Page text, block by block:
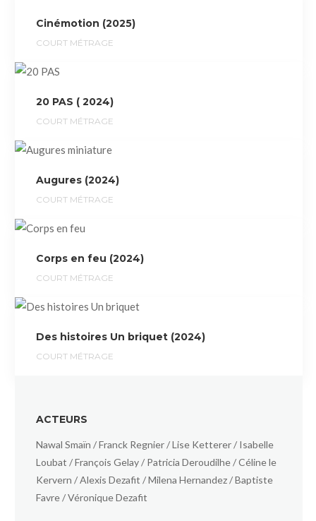
Cinémotion (2025)
COURT MÉTRAGE
20 PAS ( 2024)
COURT MÉTRAGE
Augures (2024)
COURT MÉTRAGE
Corps en feu (2024)
COURT MÉTRAGE
Des histoires Un briquet (2024)
COURT MÉTRAGE
ACTEURS
Nawal Smaïn / Franck Regnier / Lise Ketterer / Isabelle
Loubat / François Gelay / Patricia Deroudilhe / Céline le
Kervern / Alexis Dezafit / Milena Hernandez / Baptiste
Favre / Véronique Dezafit